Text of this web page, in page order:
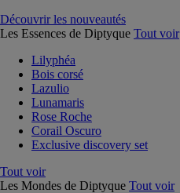
Découvrir les nouveautés
Les Essences de Diptyque Tout voir
Lilyphéa
Bois corsé
Lazulio
Lunamaris
Rose Roche
Corail Oscuro
Exclusive discovery set
Tout voir
Les Mondes de Diptyque Tout voir